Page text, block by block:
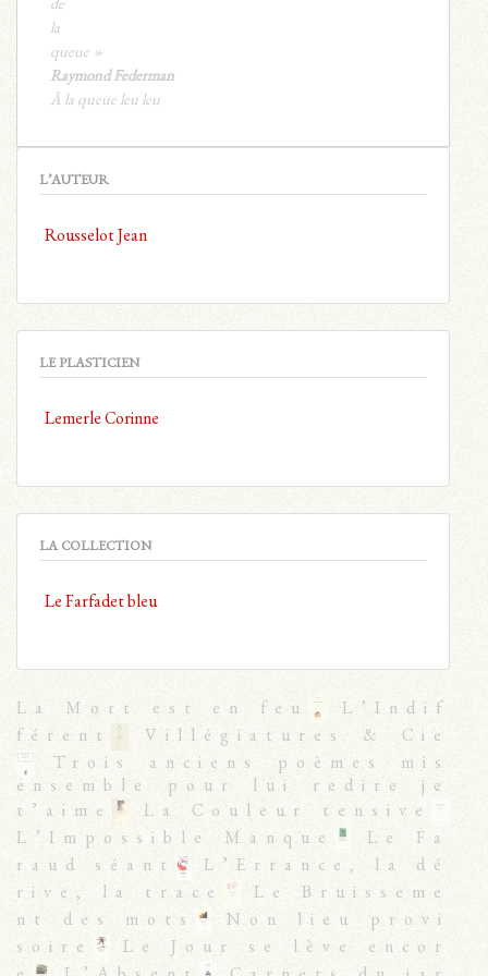
de
la
queue »
Raymond Federman
À la queue leu leu
L’AUTEUR
Rousselot Jean
LE PLASTICIEN
Lemerle Corinne
LA COLLECTION
Le Farfadet bleu
La Mort est en feu
L’Indif
férent
Villégiatures & Cie
Trois anciens poèmes mis
ensemble pour lui redire je
t’aime
La Couleur tensive
L’Impossible Manque
Le Fa
raud séant
L’Errance, la dé
rive, la trace
Le Bruisseme
nt des mots
Non lieu provi
soire
Le Jour se lève encor